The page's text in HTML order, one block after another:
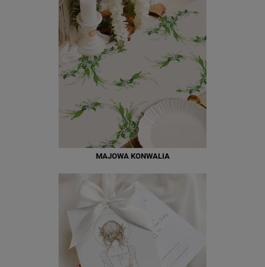
MAJOWA KONWALIA